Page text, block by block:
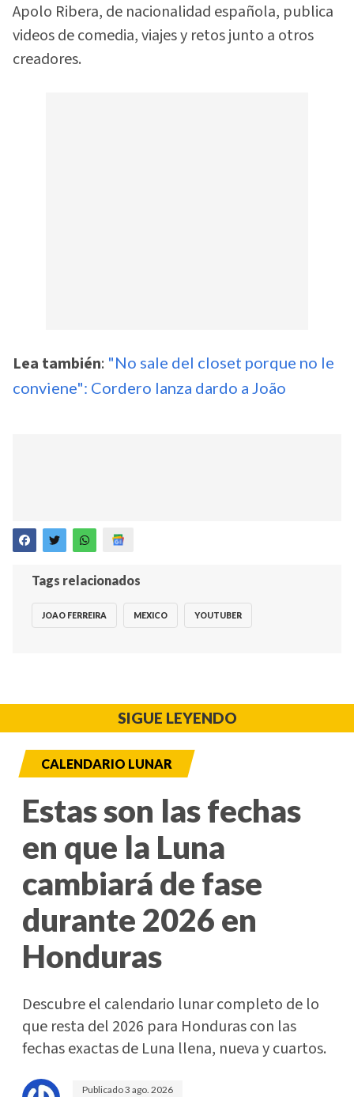
Apolo Ribera, de nacionalidad española, publica
videos de comedia, viajes y retos junto a otros
creadores.
Lea también: "No sale del closet porque no le
conviene": Cordero lanza dardo a João
Tags relacionados
JOAO FERREIRA MEXICO YOUTUBER
SIGUE LEYENDO
CALENDARIO LUNAR
Estas son las fechas
en que la Luna
cambiará de fase
durante 2026 en
Honduras
Descubre el calendario lunar completo de lo
que resta del 2026 para Honduras con las
fechas exactas de Luna llena, nueva y cuartos.
Publicado3 ago. 2026